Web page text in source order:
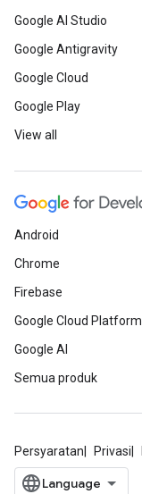
Google AI Studio
Google Antigravity
Google Cloud
Google Play
View all
Android
Chrome
Firebase
Google Cloud Platform
Google AI
Semua produk
Persyaratan Privasi